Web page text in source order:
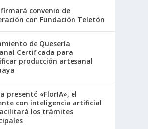
firmará convenio de
con Fundación Teletón
de Quesería
Certificada para
producción artesanal
presentó «FlorIA», el
con inteligencia artificial
los trámites